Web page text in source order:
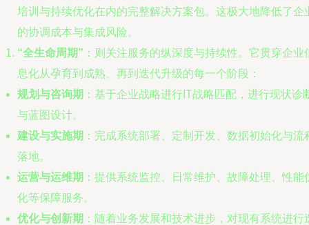
培训与持续优化在内的完整解决方案包。这极大地降低了企
的协调成本与集成风险。
“全生命周期” ：则关注服务的纵深度与持续性。它贯穿企业
息化从孕育到成熟、再到迭代升级的每一个阶段：
规划与咨询期 ：基于企业战略进行IT战略匹配，进行现状诊
与蓝图设计。
建设与实施期 ：完成系统部署、定制开发、数据初始化与流
落地。
运营与运维期 ：提供系统监控、日常维护、故障处理、性能
化等保障服务。
优化与创新期 ：随着业务发展和技术进步，对现有系统进行